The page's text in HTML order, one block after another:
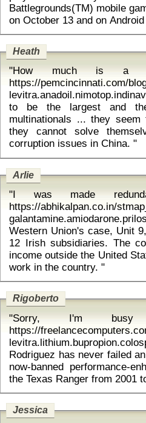
Battlegrounds(TM) mobile
Heath
"How much is a
https://pemcincinnati.com/
levitra.anadoil.nimotop.indinavir
to be the largest and
multinationals ... they seem
they cannot solve
corruption issues in China. "
Arlie
"I was made
https://abhikalpan.co.in/
Western Union's case, Unit
12 Irish subsidiaries. The
income outside the United
work in the country. "
Rigoberto
"Sorry, I'm
https://
levitra.lithium.bupropion.colospa
Rodriguez has never failed
now-banned performance-
Jessica